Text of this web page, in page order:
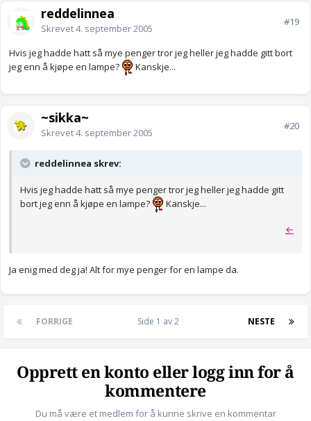
reddelinnea
Skrevet4. september 2005
#19
Hvis jeg hadde hatt så mye penger tror jeg heller jeg hadde gitt bort
jeg enn å kjøpe en lampe?
Kanskje...
~sikka~
Skrevet4. september 2005
#20
reddelinnea skrev:
Hvis jeg hadde hatt så mye penger tror jeg heller jeg hadde gitt
bort jeg enn å kjøpe en lampe?
Kanskje...
←
Ja enig med deg ja! Alt for mye penger for en lampe da.
FORRIGE NESTE
Side 1 av 2
Opprett en konto eller logg inn for å
kommentere
Du må være et medlem for å kunne skrive en kommentar